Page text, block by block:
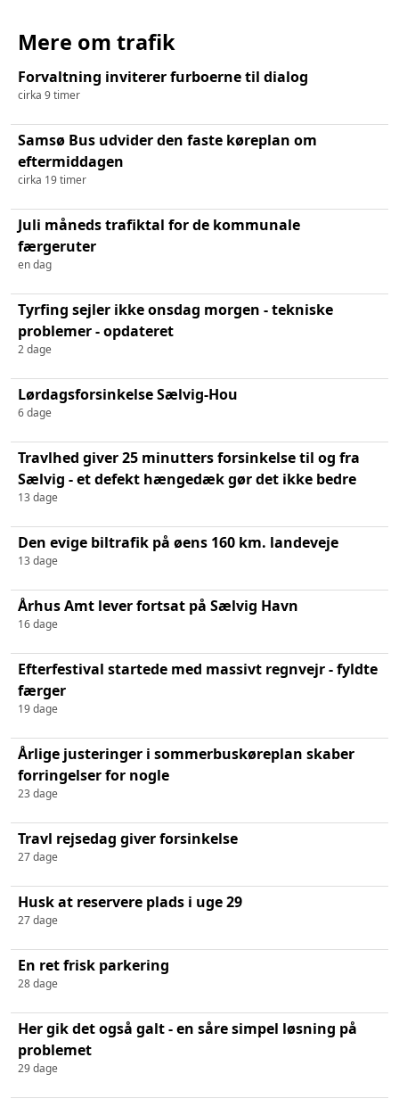
Mere om trafik
Forvaltning inviterer furboerne til dialog
cirka 9 timer
Samsø Bus udvider den faste køreplan om
eftermiddagen
cirka 19 timer
Juli måneds trafiktal for de kommunale
færgeruter
en dag
Tyrfing sejler ikke onsdag morgen - tekniske
problemer - opdateret
2 dage
Lørdagsforsinkelse Sælvig-Hou
6 dage
Travlhed giver 25 minutters forsinkelse til og fra
Sælvig - et defekt hængedæk gør det ikke bedre
13 dage
Den evige biltrafik på øens 160 km. landeveje
13 dage
Århus Amt lever fortsat på Sælvig Havn
16 dage
Efterfestival startede med massivt regnvejr - fyldte
færger
19 dage
Årlige justeringer i sommerbuskøreplan skaber
forringelser for nogle
23 dage
Travl rejsedag giver forsinkelse
27 dage
Husk at reservere plads i uge 29
27 dage
En ret frisk parkering
28 dage
Her gik det også galt - en såre simpel løsning på
problemet
29 dage